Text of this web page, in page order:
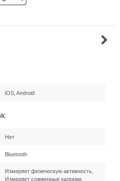
iOS, Android
Нет
Bluetooth
Измеряет физическую активность,
Измеряет сожженные калории,